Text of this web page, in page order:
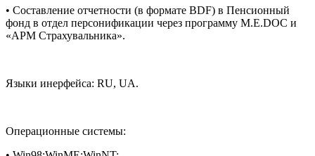
• Составление отчетности (в формате BDF) в Пенсионный
фонд в отдел персонификации через программу M.E.DOC и
«АРМ Страхувальника».
Языки инерфейса: RU, UA.
Операционные системы: